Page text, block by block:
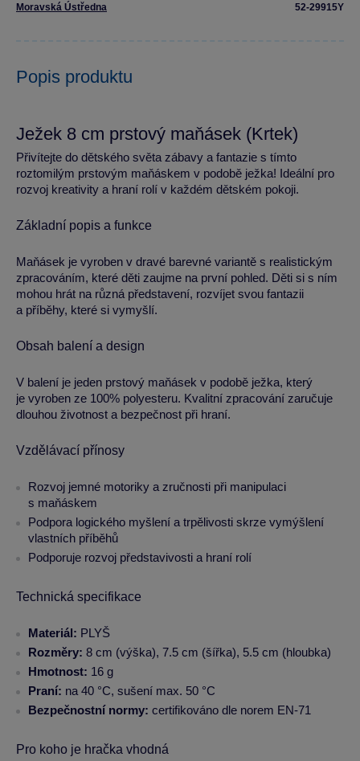
Moravská Ústředna
52-29915Y
Popis produktu
Ježek 8 cm prstový maňásek (Krtek)
Přivítejte do dětského světa zábavy a fantazie s tímto
roztomilým prstovým maňáskem v podobě ježka! Ideální pro
rozvoj kreativity a hraní rolí v každém dětském pokoji.
Základní popis a funkce
Maňásek je vyroben v dravé barevné variantě s realistickým
zpracováním, které děti zaujme na první pohled. Děti si s ním
mohou hrát na různá představení, rozvíjet svou fantazii
a příběhy, které si vymyšlí.
Obsah balení a design
V balení je jeden prstový maňásek v podobě ježka, který
je vyroben ze 100% polyesteru. Kvalitní zpracování zaručuje
dlouhou životnost a bezpečnost při hraní.
Vzdělávací přínosy
Rozvoj jemné motoriky a zručnosti při manipulaci
s maňáskem
Podpora logického myšlení a trpělivosti skrze vymýšlení
vlastních příběhů
Podporuje rozvoj představivosti a hraní rolí
Technická specifikace
Materiál: PLYŠ
Rozměry: 8 cm (výška), 7.5 cm (šířka), 5.5 cm (hloubka)
Hmotnost: 16 g
Praní: na 40 °C, sušení max. 50 °C
Bezpečnostní normy: certifikováno dle norem EN-71
Pro koho je hračka vhodná